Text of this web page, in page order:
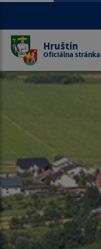
Hruštín
Oficiálna stránka